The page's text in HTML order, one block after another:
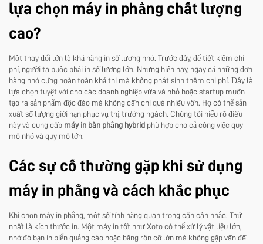
lựa chọn máy in phẳng chất lượng
cao?
Một thay đổi lớn là khả năng in số lượng nhỏ. Trước đây, để tiết kiệm chi
phí, người ta buộc phải in số lượng lớn. Nhưng hiện nay, ngay cả những đơn
hàng nhỏ cũng hoàn toàn khả thi mà không phát sinh thêm chi phí. Đây là
lựa chọn tuyệt vời cho các doanh nghiệp vừa và nhỏ hoặc startup muốn
tạo ra sản phẩm độc đáo mà không cần chi quá nhiều vốn. Họ có thể sản
xuất số lượng giới hạn phục vụ thị trường ngách. Chúng tôi hiểu rõ điều
này và cung cấp máy in bàn phẳng hybrid phù hợp cho cả công việc quy
mô nhỏ và quy mô lớn.
Các sự cố thường gặp khi sử dụng
máy in phẳng và cách khắc phục
Khi chọn máy in phẳng, một số tính năng quan trọng cần cân nhắc. Thứ
nhất là kích thước in. Một máy in tốt như Xoto có thể xử lý vật liệu lớn,
nhờ đó bạn in biển quảng cáo hoặc băng rôn cỡ lớn mà không gặp vấn đề